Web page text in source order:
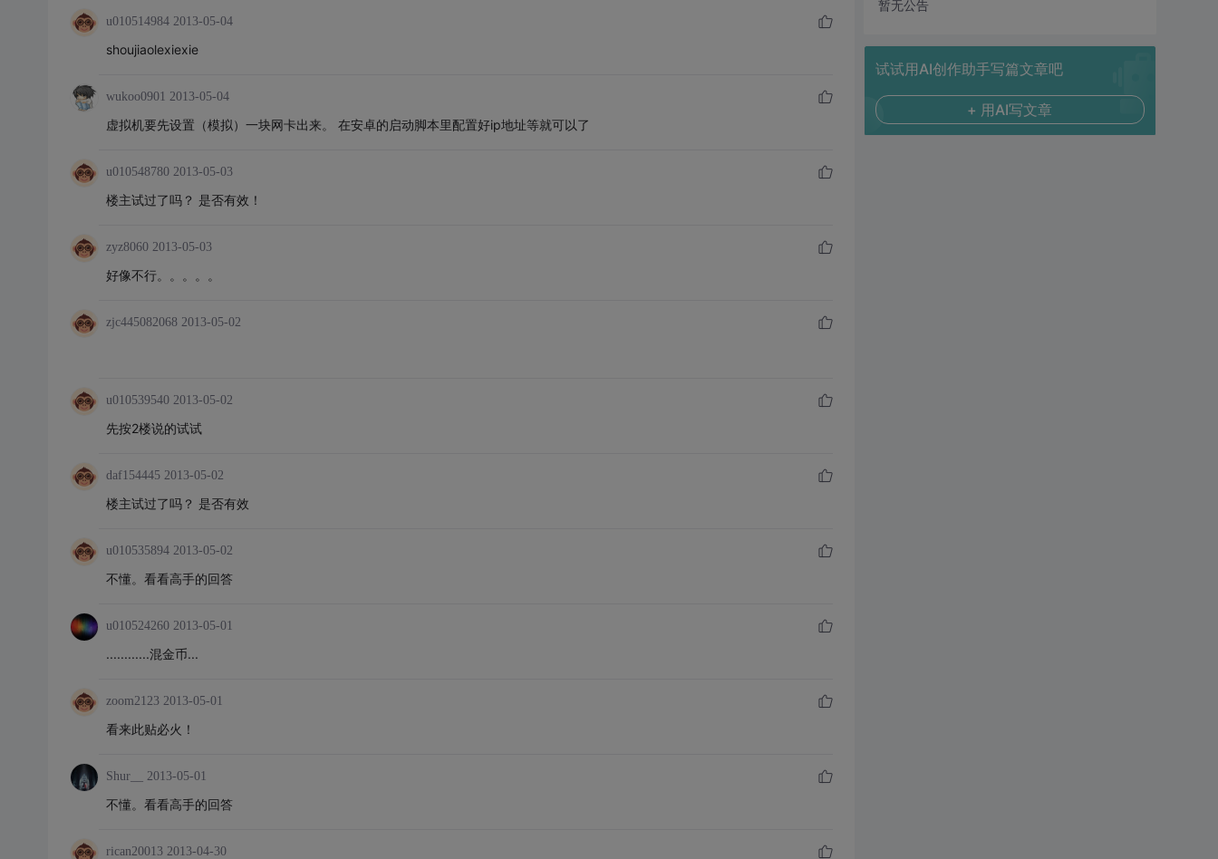
u010514984 2013-05-04
shoujiaolexiexie
wukoo0901 2013-05-04
虚拟机要先设置（模拟）一块网卡出来。 在安卓的启动脚本里配置好ip地址等就可以了
u010548780 2013-05-03
楼主试过了吗？ 是否有效！
zyz8060 2013-05-03
好像不行。。。。。
zjc445082068 2013-05-02
u010539540 2013-05-02
先按2楼说的试试
daf154445 2013-05-02
楼主试过了吗？ 是否有效
u010535894 2013-05-02
不懂。看看高手的回答
u010524260 2013-05-01
............混金币...
zoom2123 2013-05-01
看来此贴必火！
Shur__ 2013-05-01
不懂。看看高手的回答
rican20013 2013-04-30
暂无公告
试试用AI创作助手写篇文章吧
+ 用AI写文章